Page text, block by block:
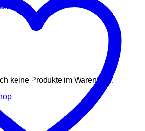
Shop
keine Produkte im Warenkorb.